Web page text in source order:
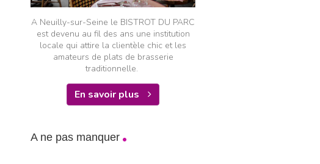
A Neuilly-sur-Seine le BISTROT DU PARC
est devenu au fil des ans une institution
locale qui attire la clientèle chic et les
amateurs de plats de brasserie
traditionnelle.
En savoir plus
A ne pas manquer